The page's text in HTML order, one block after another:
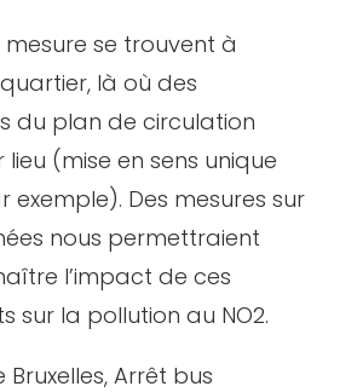
mesure se trouvent à
là où des
du plan de circulation
(mise en sens unique
exemple). Des mesures sur
nous permettraient
l’impact de ces
sur la pollution au NO2.
Arrêt bus